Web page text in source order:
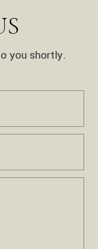
you shortly.